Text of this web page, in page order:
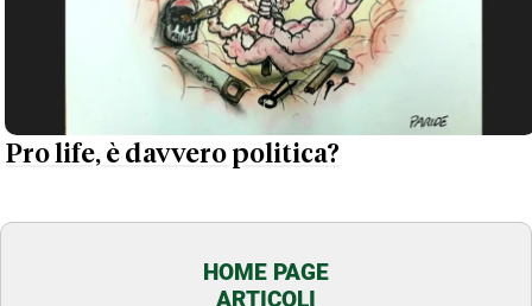
Pro life, è davvero politica?
HOME PAGE
ARTICOLI